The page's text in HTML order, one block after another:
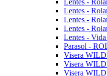
Lentes -
Lentes -
Lentes -
Lentes -
Lentes - Vida
Parasol -
Visera
Visera
Visera